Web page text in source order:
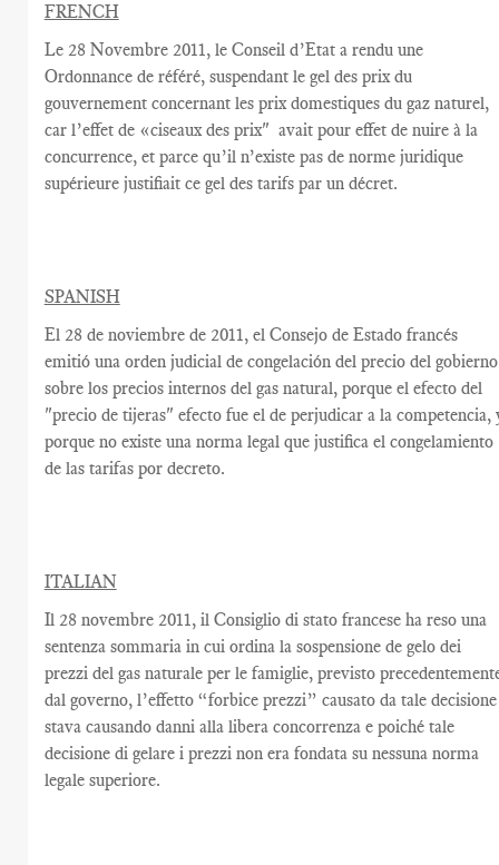
FRENCH
Le 28 Novembre 2011, le Conseil d’Etat a rendu une
Ordonnance de référé, suspendant le gel des prix du
gouvernement concernant les prix domestiques du gaz naturel,
car l’effet de «ciseaux des prix" avait pour effet de nuire à la
concurrence, et parce qu’il n’existe pasde norme juridique
supérieure justifiait ce gel des tarifs par un décret.
SPANISH
El 28 de noviembre de 2011, el Consejo de Estado francés
emitió una orden judicial de congelación del precio del gobierno
sobre los precios internos del gas natural, porque el efecto del
"precio de tijeras" efecto fue el de perjudicar a la competencia,
porque no existe una norma legal que justifica el congelamiento
de las tarifas por decreto.
ITALIAN
Il 28 novembre 2011, il Consiglio di stato francese ha reso una
sentenza sommaria in cui ordina la sospensione de gelo dei
prezzi del gas naturale per le famiglie, previsto
dal governo, l’effetto “forbice prezzi” causato da tale decisione
stava causando danni alla libera concorrenza e poiché tale
decisione di gelare i prezzi non era fondata su nessuna norma
legale superiore.